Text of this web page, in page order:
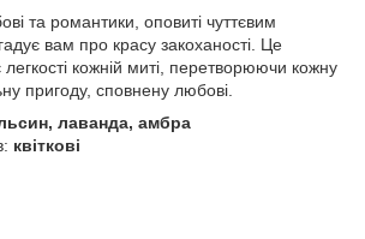
та романтики, оповиті чуттєвим
вам про красу закоханості. Це
кожній миті, перетворюючи кожну
пригоду, сповнену любові.
лаванда, амбра
квіткові